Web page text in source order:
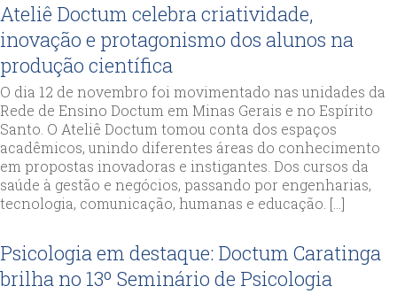
Ateliê Doctum celebra criatividade,
inovação e protagonismo dos alunos na
produção científica
O dia 12 de novembro foi movimentado nas unidades da
Rede de Ensino Doctum em Minas Gerais e no Espírito
Santo. O Ateliê Doctum tomou conta dos espaços
acadêmicos, unindo diferentes áreas do conhecimento
em propostas inovadoras e instigantes. Dos cursos da
saúde à gestão e negócios, passando por engenharias,
tecnologia, comunicação, humanas e educação. […]
Psicologia em destaque: Doctum Caratinga
brilha no 13º Seminário de Psicologia